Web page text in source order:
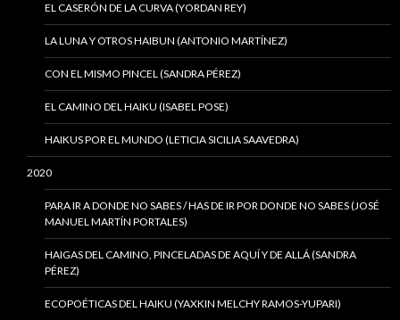
EL CASERÓN DE LA CURVA (YORDAN REY)
LA LUNA Y OTROS HAIBUN (ANTONIO MARTÍNEZ)
CON EL MISMO PINCEL (SANDRA PÉREZ)
EL CAMINO DEL HAIKU (ISABEL POSE)
HAIKUS POR EL MUNDO (LETICIA SICILIA SAAVEDRA)
2020
PARA IR A DONDE NO SABES / HAS DE IR POR DONDE NO SABES (JOSÉ
MANUEL MARTÍN PORTALES)
HAIGAS DEL CAMINO, PINCELADAS DE AQUÍ Y DE ALLÁ (SANDRA
PÉREZ)
ECOPOÉTICAS DEL HAIKU (YAXKIN MELCHY RAMOS-YUPARI)